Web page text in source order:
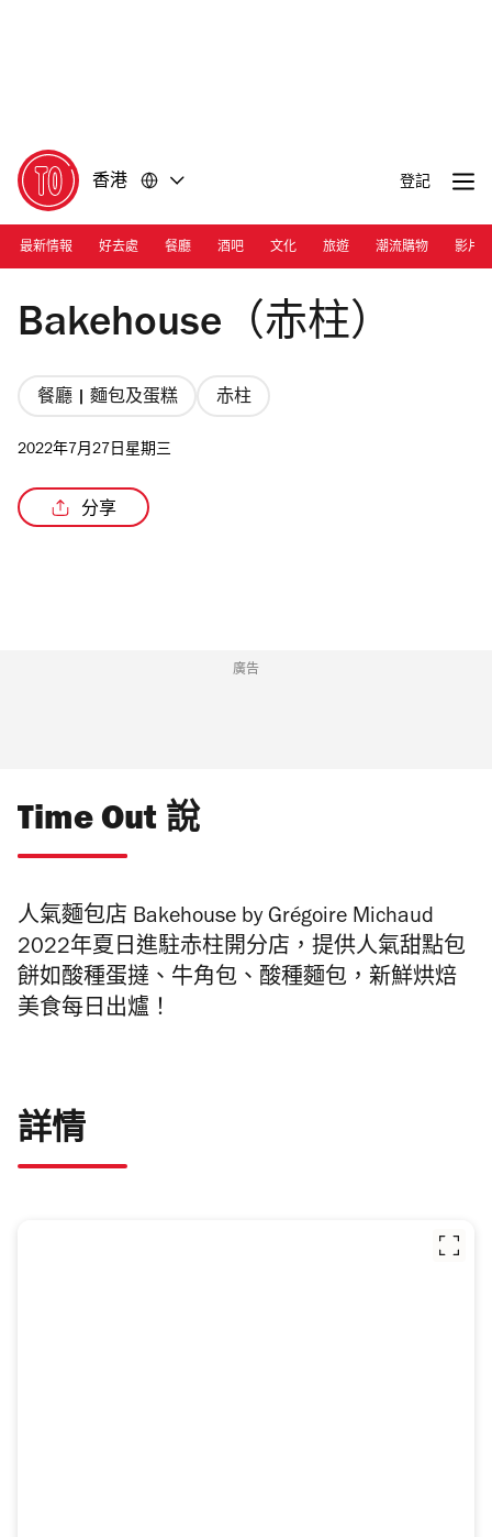
香港 登記
最新情報 好去處 餐廳 酒吧 文化 旅遊 潮流購物 影片
Photograph: Ann Chiu
Bakehouse（赤柱）
餐廳 | 麵包及蛋糕 赤柱
2022年7月27日星期三
分享
廣告
Time Out 說
人氣麵包店 Bakehouse by Grégoire Michaud
2022年夏日進駐赤柱開分店， 提供人氣甜點包
餅如酸種蛋撻、牛角包、酸種麵包，新鮮烘焙
美食每日出爐！
詳情